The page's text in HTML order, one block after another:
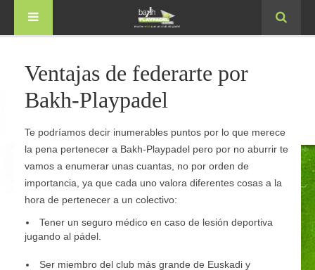
Ventajas de federarte por
Bakh-Playpadel
Te podríamos decir inumerables puntos por lo que merece
la pena pertenecer a Bakh-Playpadel pero por no aburrir te
vamos a enumerar unas cuantas, no por orden de
importancia, ya que cada uno valora diferentes cosas a la
hora de pertenecer a un colectivo:
Tener un seguro médico en caso de lesión deportiva
jugando al pádel.
Ser miembro del club más grande de Euskadi y